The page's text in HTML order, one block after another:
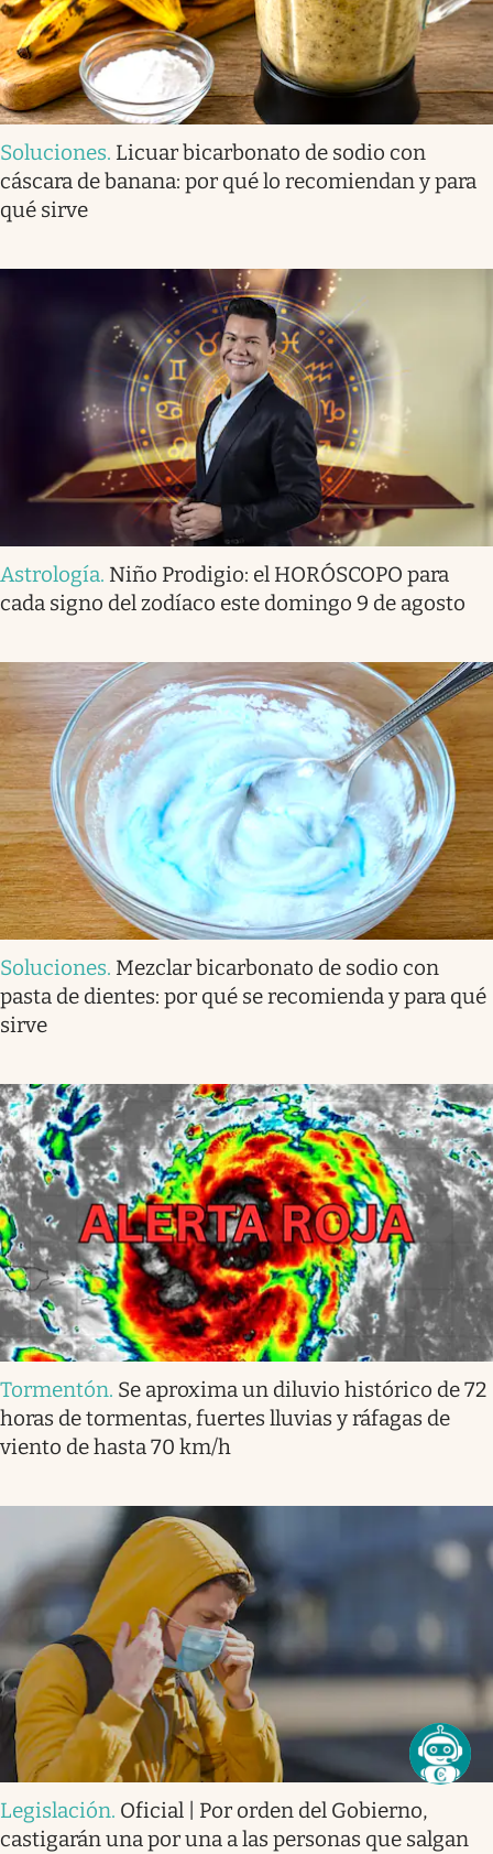
Soluciones. Licuar bicarbonato de sodio con
cáscara de banana: por qué lo recomiendan y para
qué sirve
Astrología. Niño Prodigio: el HORÓSCOPO para
cada signo del zodíaco este domingo 9 de agosto
Soluciones. Mezclar bicarbonato de sodio con
pasta de dientes: por qué se recomienda y para qué
sirve
Tormentón. Se aproxima un diluvio histórico de 72
horas de tormentas, fuertes lluvias y ráfagas de
viento de hasta 70 km/h
Legislación. Oficial | Por orden del Gobierno,
castigarán una por una a las personas que salgan